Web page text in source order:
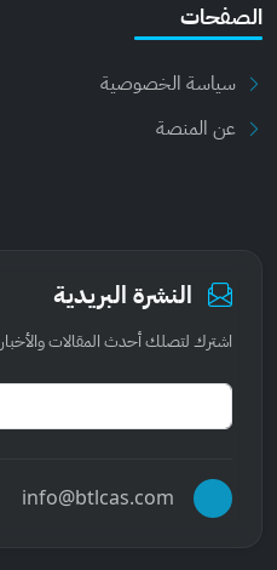
الصفحات
سياسة الخصوصية
عن المنصة
النشرة البريدية
اشترك لتصلك أحدث المقالات والأخبار
info@btlcas.com